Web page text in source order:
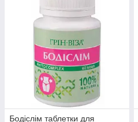
Бодіслім таблетки для